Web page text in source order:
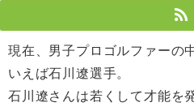
現在、男子プロゴルファーの
いえば石川遼選手。
石川遼さんは若くして才能を